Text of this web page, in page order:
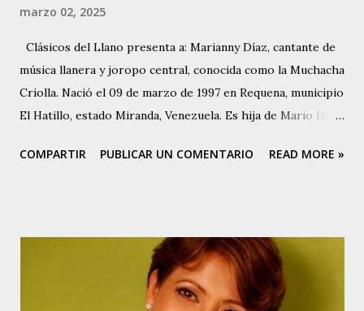
marzo 02, 2025
Clásicos del Llano presenta a: Marianny Díaz, cantante de
música llanera y joropo central, conocida como la Muchacha
Criolla. Nació el 09 de marzo de 1997 en Requena, municipio
El Hatillo, estado Miranda, Venezuela. Es hija de Mario Díaz
central, conocido como El Poeta de Requena. Marianny
Marianny tiene varios éxitos en su carrera como cantante
en el ámbito de la música llanera. Entre ellos se puede
contar, Nuestra Casita, Cuéntame, No Vayas A Despedirte,
COMPARTIR PUBLICAR UN COMENTARIO READ MORE »